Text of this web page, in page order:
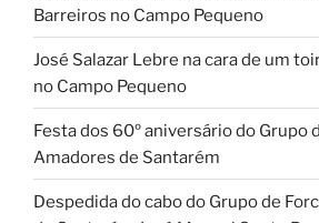
Barreiros no Campo Pequeno
José Salazar Lebre na cara de um
no Campo Pequeno
Festa dos 60º aniversário do Grupo
Amadores de Santarém
Despedida do cabo do Grupo de